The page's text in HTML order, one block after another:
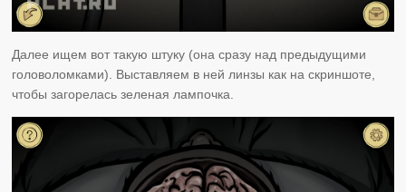
Далее ищем вот такую штуку (она сразу над предыдущими
головоломками). Выставляем в ней линзы как на скриншоте,
чтобы загорелась зеленая лампочка.